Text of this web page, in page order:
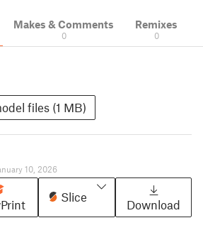
Makes & Comments
0
Remixes
0
files (1 MB)
10, 2026
Slice
Download